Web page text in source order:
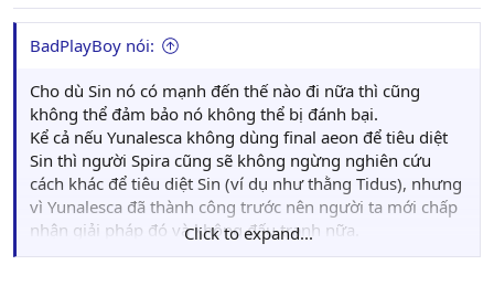
BadPlayBoy nói:
Cho dù Sin nó có mạnh đến thế nào đi nữa thì cũng
không thể đảm bảo nó không thể bị đánh bại.
Kể cả nếu Yunalesca không dùng final aeon để tiêu diệt
Sin thì người Spira cũng sẽ không ngừng nghiên cứu
cách khác để tiêu diệt Sin (ví dụ như thằng Tidus), nhưng
vì Yunalesca đã thành công trước nên người ta mới chấp
nhận giải pháp đó và không đấu tranh nữa.
Cũng đồng nghĩa với việc Sin sẽ bị tấn công liên tục, tức
Click to expand...